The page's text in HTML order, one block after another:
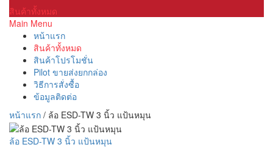
สินค้าทั้งหมด
Main Menu
หน้าแรก
สินค้าทั้งหมด
สินค้าโปรโมชั่น
Pilot ขายส่งยกกล่อง
วิธีการสั่งซื้อ
ข้อมูลติดต่อ
หน้าแรก / ล้อ ESD-TW 3 นิ้ว แป้นหมุน
ล้อ ESD-TW 3 นิ้ว แป้นหมุน